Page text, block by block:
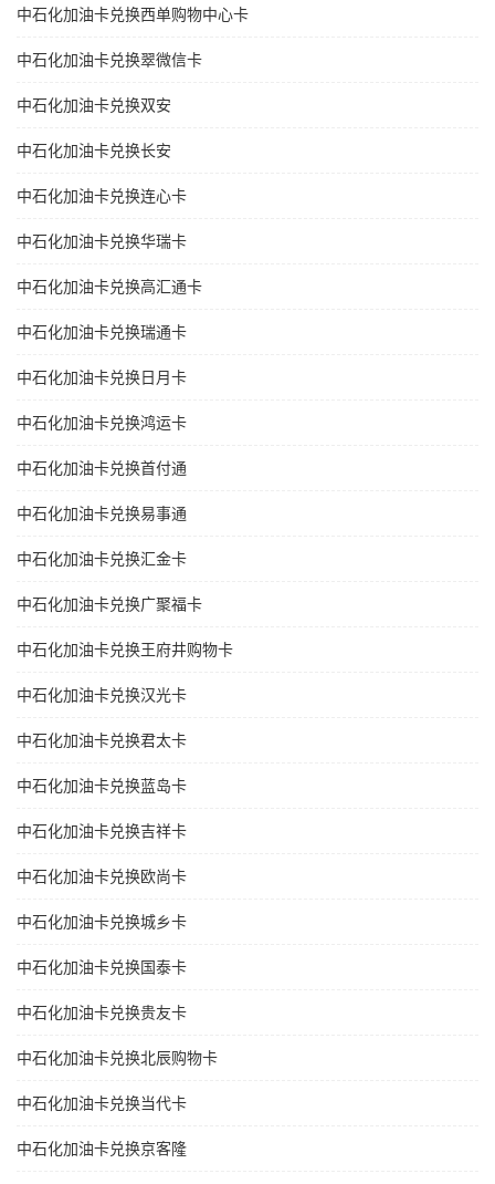
中石化加油卡兑换西单购物中心卡
中石化加油卡兑换翠微信卡
中石化加油卡兑换双安
中石化加油卡兑换长安
中石化加油卡兑换连心卡
中石化加油卡兑换华瑞卡
中石化加油卡兑换高汇通卡
中石化加油卡兑换瑞通卡
中石化加油卡兑换日月卡
中石化加油卡兑换鸿运卡
中石化加油卡兑换首付通
中石化加油卡兑换易事通
中石化加油卡兑换汇金卡
中石化加油卡兑换广聚福卡
中石化加油卡兑换王府井购物卡
中石化加油卡兑换汉光卡
中石化加油卡兑换君太卡
中石化加油卡兑换蓝岛卡
中石化加油卡兑换吉祥卡
中石化加油卡兑换欧尚卡
中石化加油卡兑换城乡卡
中石化加油卡兑换国泰卡
中石化加油卡兑换贵友卡
中石化加油卡兑换北辰购物卡
中石化加油卡兑换当代卡
中石化加油卡兑换京客隆